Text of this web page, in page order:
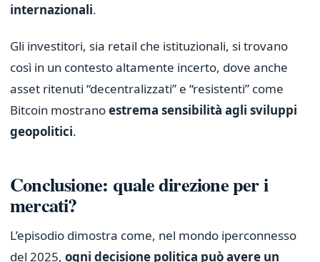
internazionali.
Gli investitori, sia retail che istituzionali, si trovano
così in un contesto altamente incerto, dove anche
asset ritenuti “decentralizzati” e “resistenti” come
Bitcoin mostranoestrema sensibilità agli sviluppi
geopolitici.
Conclusione: quale direzione per i
mercati?
L’episodio dimostra come, nel mondo iperconnesso
del 2025, ogni decisione politica può avere un